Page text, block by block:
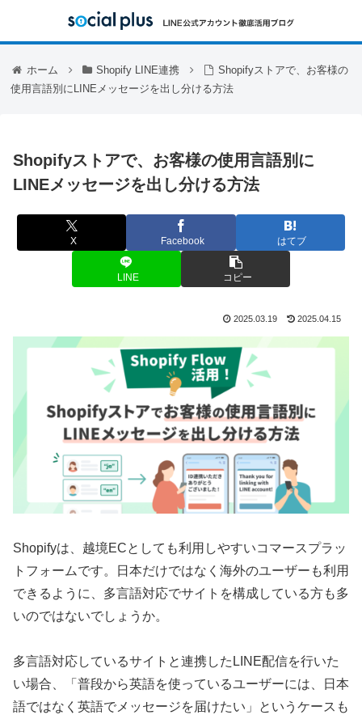
ホーム Shopify LINE連携
Shopifyストアで、お客様の
使用言語別にLINEメッセージを出し分ける方法
Shopifyストアで、お客様の使用言語別に
LINEメッセージを出し分ける方法
X Facebook はてブ
LINE コピー
2025.03.19 2025.04.15
Shopifyは、越境ECとしても利用しやすいコマースプラッ
トフォームです。日本だけではなく海外のユーザーも利用
できるように、多言語対応でサイトを構成している方も多
いのではないでしょうか。
多言語対応しているサイトと連携したLINE配信を行いた
い場合、「普段から英語を使っているユーザーには、日本
語ではなく英語でメッセージを届けたい」というケースも